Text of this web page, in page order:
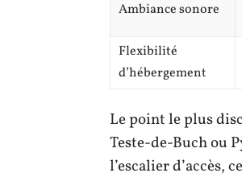
Ambiance sonore
Flexibilité
d’hébergement
Le point le plus
Teste-de-Buch ou
l’escalier d’accès,